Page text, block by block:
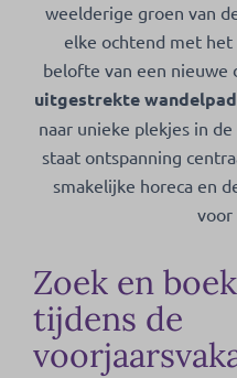
weelderige groen van
elke ochtend met het
belofte van een nieuwe
uitgestrekte
naar unieke plekjes in
staat ontspanning
smakelijke horeca en
voor
Zoek en
tijdens de